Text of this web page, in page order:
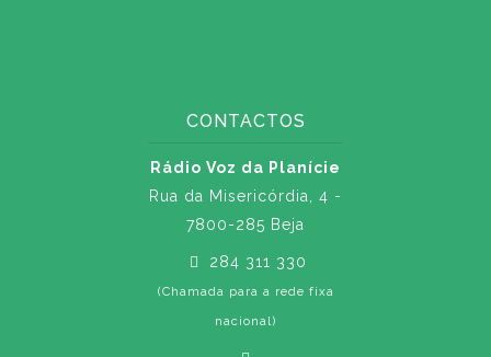
CONTACTOS
Rádio Voz da Planície
Rua da Misericórdia, 4 -
7800-285 Beja
284 311 330
(Chamada para a rede fixa
nacional)